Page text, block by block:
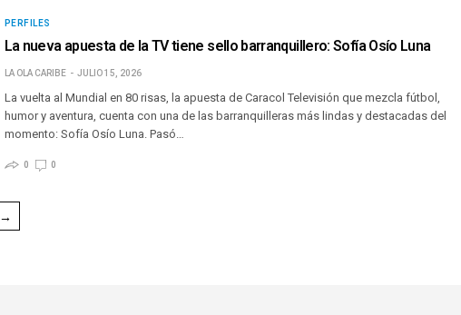
PERFILES
La nueva apuesta de la TV tiene sello barranquillero: Sofía Osío Luna
LA OLA CARIBE JULIO 15, 2026
La vuelta al Mundial en 80 risas, la apuesta de Caracol Televisión que mezcla fútbol,
humor y aventura, cuenta con una de las barranquilleras más lindas y destacadas del
momento: Sofía Osío Luna. Pasó…
0 0
→